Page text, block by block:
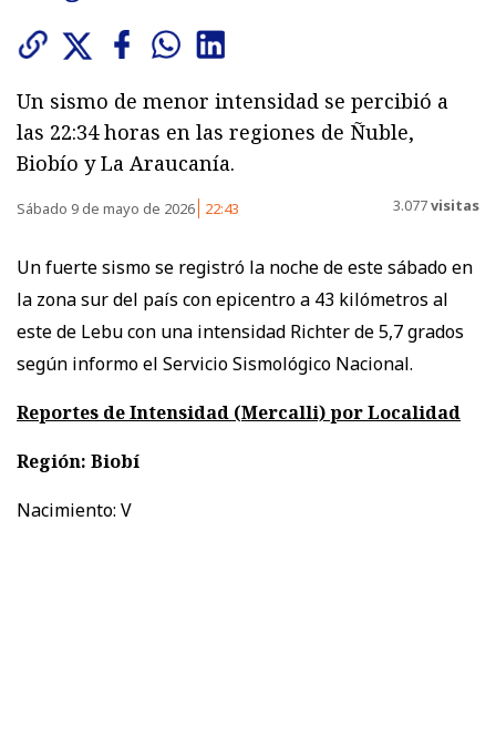
Un sismo de menor intensidad se percibió a
las 22:34 horas en las regiones de Ñuble,
Biobío y La Araucanía.
Sábado 9 de mayo de 2026 22:43 3.077visitas
Un fuerte sismo se registró la noche de este sábado en
la zona sur del país con epicentro a 43 kilómetros al
este de Lebu con una intensidad Richter de 5,7 grados
según informo el Servicio Sismológico Nacional.
Reportes de Intensidad (Mercalli) por Localidad
Región: Biobí
Nacimiento: V